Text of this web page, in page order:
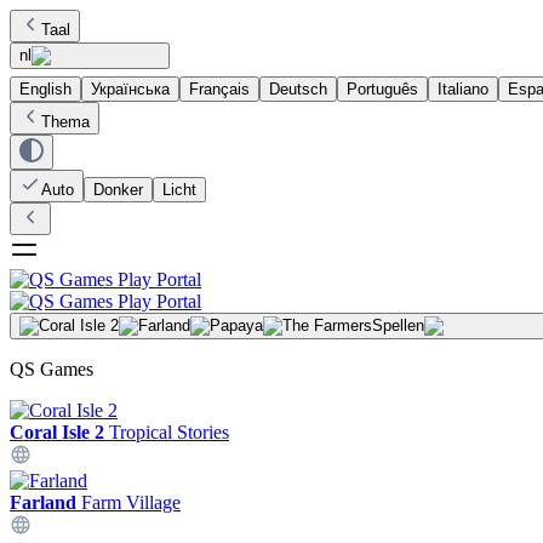
Taal
nl
English
Українська Français Deutsch Português Italiano
Thema
Auto Donker Licht
Spellen
QS Games
Coral Isle 2 Tropical Stories
Farland Farm Village